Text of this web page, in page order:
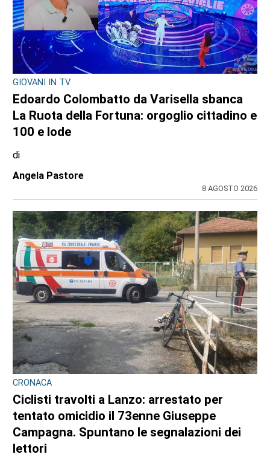
GIOVANI IN TV
Edoardo Colombatto da Varisella sbanca
La Ruota della Fortuna: orgoglio cittadino e
100 e lode
di
Angela Pastore
8 AGOSTO 2026
CRONACA
Ciclisti travolti a Lanzo: arrestato per
tentato omicidio il 73enne Giuseppe
Campagna. Spuntano le segnalazioni dei
lettori